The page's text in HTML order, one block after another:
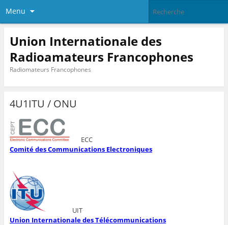
Menu
Union Internationale des
Radioamateurs Francophones
Radiomateurs Francophones
4U1ITU / ONU
ECC
Comité des Communications Electroniques
UIT
Union Internationale des Télécommunications